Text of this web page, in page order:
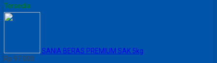
Tersedia
SANIA BERAS PREMIUM SAK 5kg
Rp 97.000